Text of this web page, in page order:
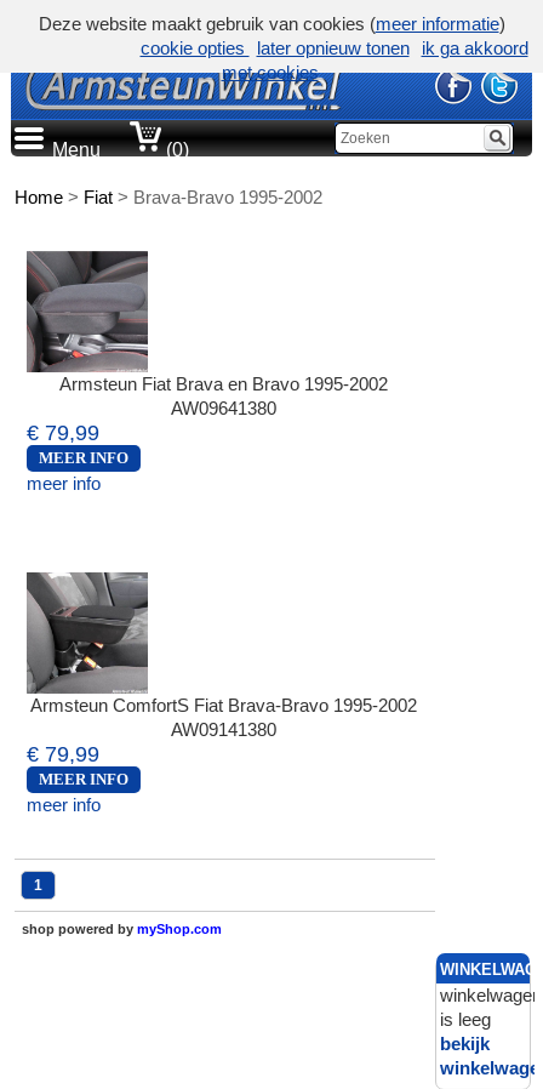
Menu (0)
Home > Fiat > Brava-Bravo 1995-2002
Armsteun Fiat Brava en Bravo 1995-2002
AW09641380
€ 79,99
MEER INFO
meer info
Armsteun ComfortS Fiat Brava-Bravo 1995-2002
AW09141380
€ 79,99
MEER INFO
meer info
1
shop powered by myShop.com
winkelwagen
is leeg
bekijk
Deze website maakt gebruik van cookies (meer informatie)
cookie opties
later opnieuw tonen
ik ga akkoord
met cookies